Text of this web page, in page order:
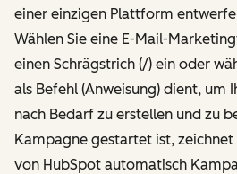
einer einzigen Plattform
Wählen Sie eine E-Mail-
einen Schrägstrich (/) ein oder
als Befehl (Anweisung) dient, um
nach Bedarf zu erstellen und zu
Kampagne gestartet ist, zeichnet
von HubSpot automatisch